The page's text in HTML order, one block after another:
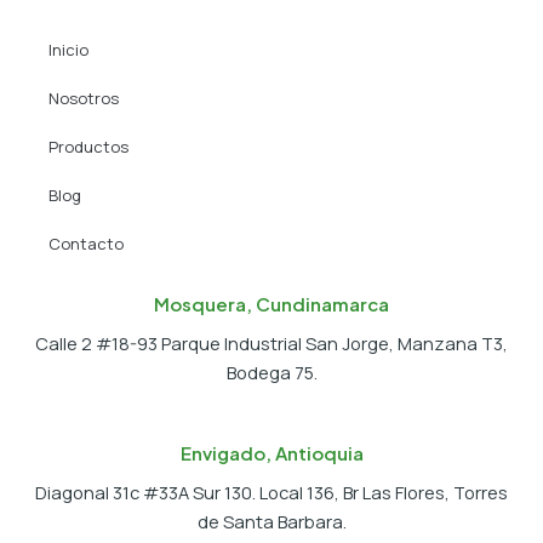
Inicio
Nosotros
Productos
Blog
Contacto
Mosquera, Cundinamarca
Calle 2 #18-93 Parque Industrial San Jorge, Manzana T3,
Bodega 75.
Envigado, Antioquia
Diagonal 31c #33A Sur 130. Local 136, Br Las Flores, Torres
de Santa Barbara.